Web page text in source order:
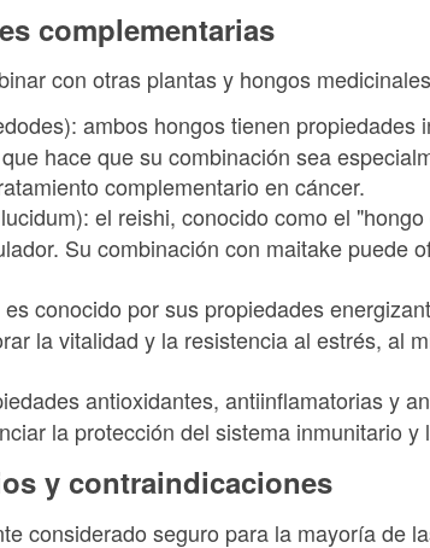
complementarias
con otras plantas y hongos
ambos hongos tienen propiedades
hace que su combinación sea
complementario en cáncer.
el reishi, conocido como el
Su combinación con maitake puede
conocido por sus propiedades
la vitalidad y la resistencia al estrés, al
antioxidantes, antiinflamatorias y
la protección del sistema inmunitario y
y contraindicaciones
considerado seguro para la mayoría de